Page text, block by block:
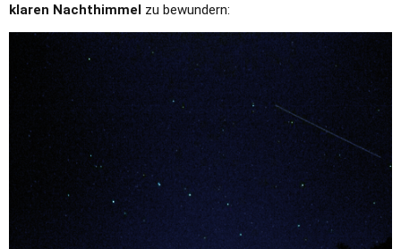
klaren Nachthimmel zu bewundern: